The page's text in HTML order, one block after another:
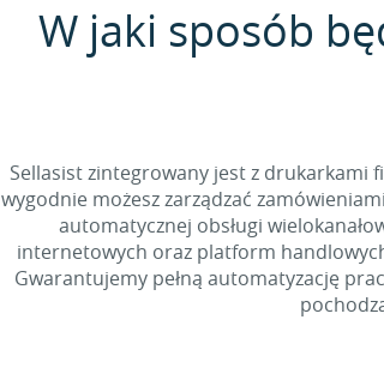
W jaki sposób
Sellasist zintegrowany jest z drukarkami
wygodnie możesz zarządzać
automatycznej obsługi
internetowych oraz platform
Gwarantujemy pełną automatyzację